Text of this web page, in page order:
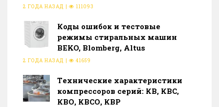
2 ГОДА НАЗАД | 111093
Коды ошибок и тестовые
режимы стиральных машин
BEKO, Blomberg, Altus
2 ГОДА НАЗАД | 41659
Тeхнические характеристики
компрессоров серий: КВ, КВС,
КВО, КВСО, КВР